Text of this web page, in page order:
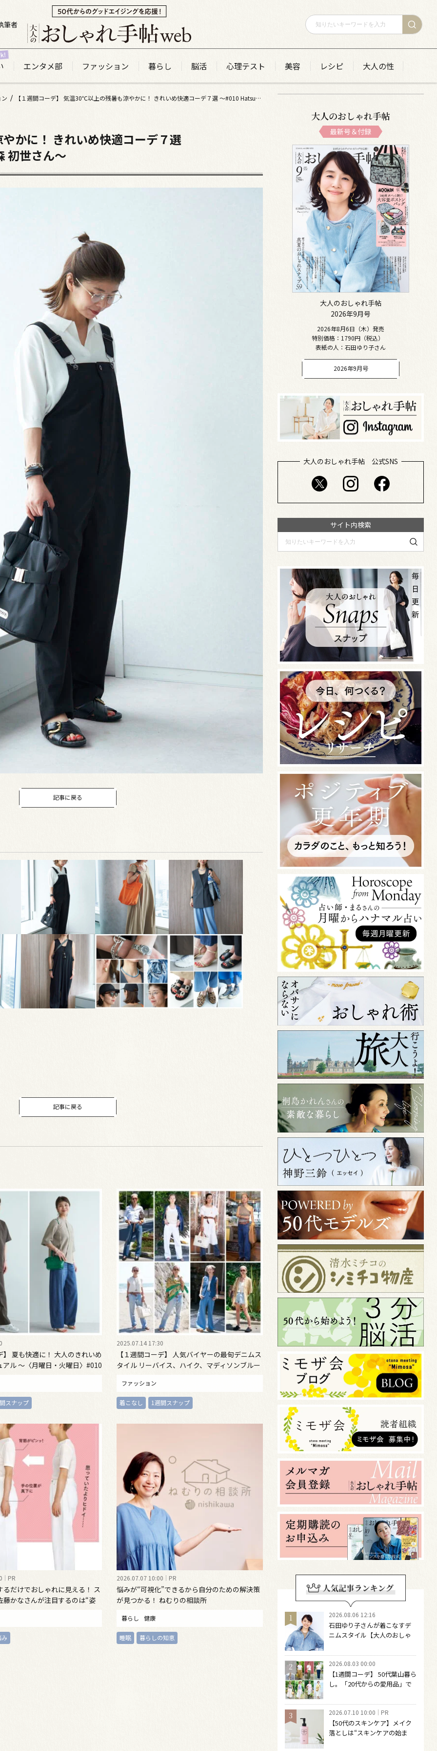
筆者
エンタメ部 ファッション 暮らし 脳活 心理テスト 美容 レシピ 大人の性
【１週間コーデ】 気温30℃以上の残暑も涼やかに！ きれいめ快適コーデ７選 ～#010 Hatsuyo Mori 森 初世さん～
かに！ きれいめ快適コーデ７選
初世さん～
記事に戻る
記事に戻る
】 夏も快適に！ 大人のきれいめ
アル ～〈月曜日・火曜日〉#010
スナップ
2025.07.14 17:30
【１週間コーデ】 人気バイヤーの最旬デニムス
タイル リーバイス、ハイク、マディソンブルー
鈴木 春 さん～
ファッション
着こなし 1週間スナップ
PR
るだけでおしゃれに見える！ ス
藤かなさんが注目するのは“姿
2026.07.07 10:00 PR
悩みが“可視化”できるから自分のための解決策
が見つかる！ ねむりの相談所
暮らし 健康
睡眠 暮らしの知恵
大人のおしゃれ手帖
最新号＆付録
大人のおしゃれ手帖
2026年9月号
2026年8月6日（木）発売
特別価格：1790円（税込）
表紙の人：石田ゆり子さん
2026年9月号
大人のおしゃれ手帖 公式SNS
サイト内検索
2026.08.06 12:16
石田ゆり子さんが着こなすデ
ニムスタイル【大人のおしゃ
どファッションは自由になる
2026.08.03 00:00
【1週間コーデ】 50代葉山暮ら
し。「20代からの愛用品」で
～ 桐野恵美さん #022 Emi
Kirino～
2026.07.10 10:00 PR
【50代のスキンケア】メイク
落としは“スキンケアの始ま